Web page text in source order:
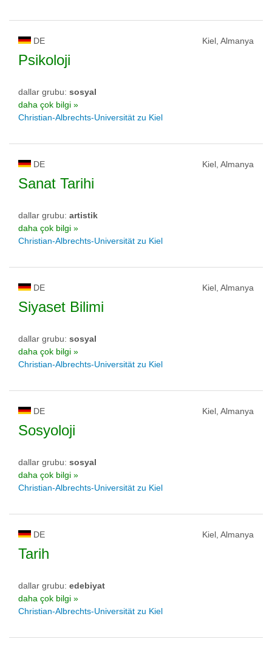
DE Kiel, Almanya
Psikoloji
dallar grubu: sosyal
daha çok bilgi »
Christian-Albrechts-Universität zu Kiel
DE Kiel, Almanya
Sanat Tarihi
dallar grubu: artistik
daha çok bilgi »
Christian-Albrechts-Universität zu Kiel
DE Kiel, Almanya
Siyaset Bilimi
dallar grubu: sosyal
daha çok bilgi »
Christian-Albrechts-Universität zu Kiel
DE Kiel, Almanya
Sosyoloji
dallar grubu: sosyal
daha çok bilgi »
Christian-Albrechts-Universität zu Kiel
DE Kiel, Almanya
Tarih
dallar grubu: edebiyat
daha çok bilgi »
Christian-Albrechts-Universität zu Kiel